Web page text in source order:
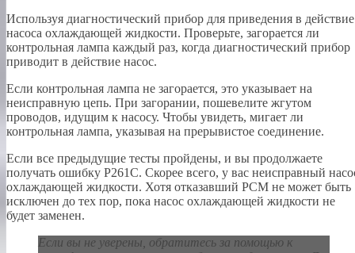
Используя диагностический прибор для приведения в действие
насоса охлаждающей жидкости. Проверьте, загорается ли
контрольная лампа каждый раз, когда диагностический прибор
приводит в действие насос.
Если контрольная лампа не загорается, это указывает на
неисправную цепь. При загорании, пошевелите жгутом
проводов, идущим к насосу. Чтобы увидеть, мигает ли
контрольная лампа, указывая на прерывистое соединение.
Если все предыдущие тесты пройдены, и вы продолжаете
получать ошибку P261C. Скорее всего, у вас неисправный
охлаждающей жидкости. Хотя отказавший PCM не может быть
исключен до тех пор, пока насос охлаждающей жидкости не
будет заменен.
Если вы не уверены, обратитесь за помощью к